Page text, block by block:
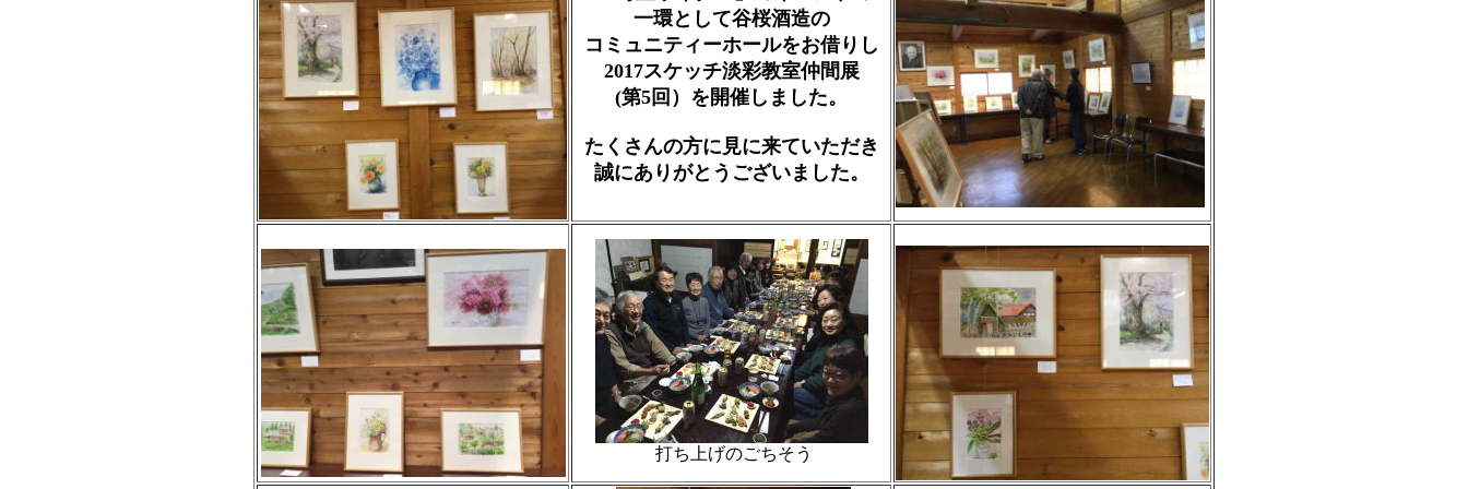
一環として谷桜酒造の
コミュニティーホールをお借りし
2017スケッチ淡彩教室仲間展
(第5回）を開催しました。
たくさんの方に見に来ていただき
誠にありがとうございました。
打ち上げのごちそう